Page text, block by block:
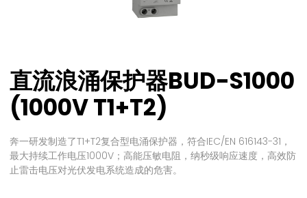
直流浪涌保护器BUD-S1000
(1000V T1+T2)
奔一研发制造了T1+T2复合型电涌保护器，符合IEC/EN 616143-31，
最大持续工作电压1000V；高能压敏电阻，纳秒级响应速度，高效防
止雷击电压对光伏发电系统造成的危害。